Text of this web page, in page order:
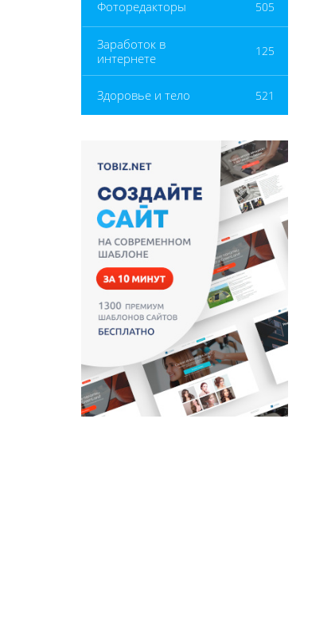
Фоторедакторы 505
Заработок в
интернете
125
Здоровье и тело 521